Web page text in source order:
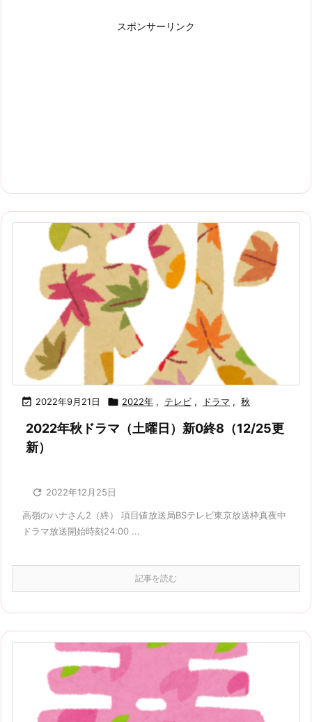
スポンサーリンク
 2022年9月21日  2022年 , テレビ , ドラマ , 秋
2022年秋ドラマ（土曜日）新0終8（12/25更
新）
 2022年12月25日
高嶺のハナさん2（終） 項目値放送局BSテレビ東京放送枠真夜中
ドラマ放送開始時刻24:00 ...
記事を読む